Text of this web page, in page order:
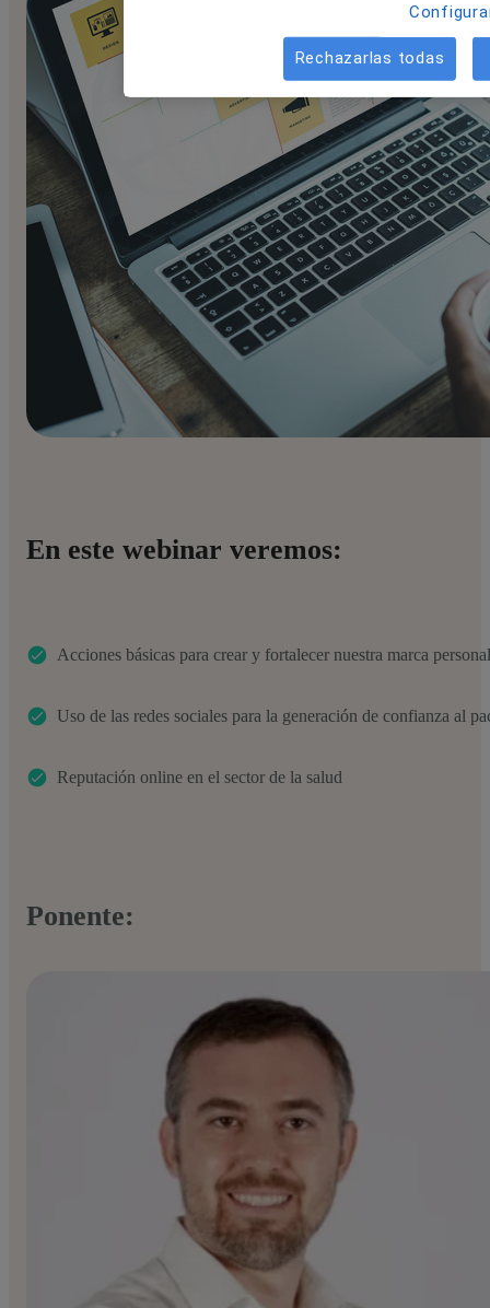
En este webinar veremos:
Acciones básicas para crear y fortalecer nuestra marca personal
Uso de las redes sociales para la generación de confianza al
Reputación online en el sector de la salud
Ponente:
Rechazarlas todas